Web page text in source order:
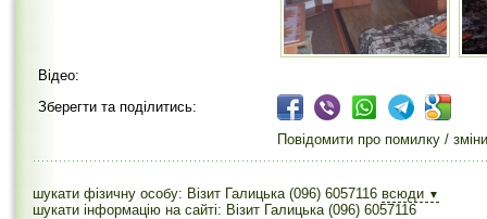
Відео:
Зберегти та поділитись:
Повідомити про помилку / зміни
шукати фізичну особу: Візит Галицька (096) 6057116 всюди ▼
шукати інформацію на сайті: Візит Галицька (096) 6057116